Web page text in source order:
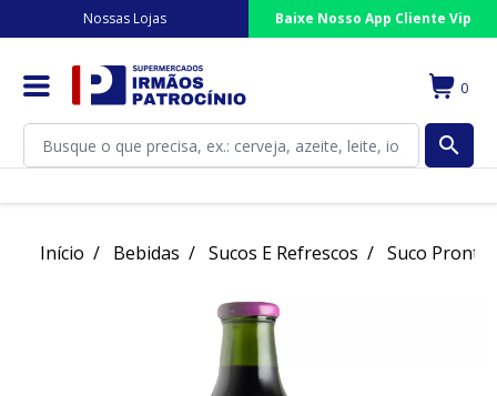
Nossas Lojas Baixe Nosso App Cliente Vip
0
search
Início Bebidas Sucos E Refrescos Suco Pronto